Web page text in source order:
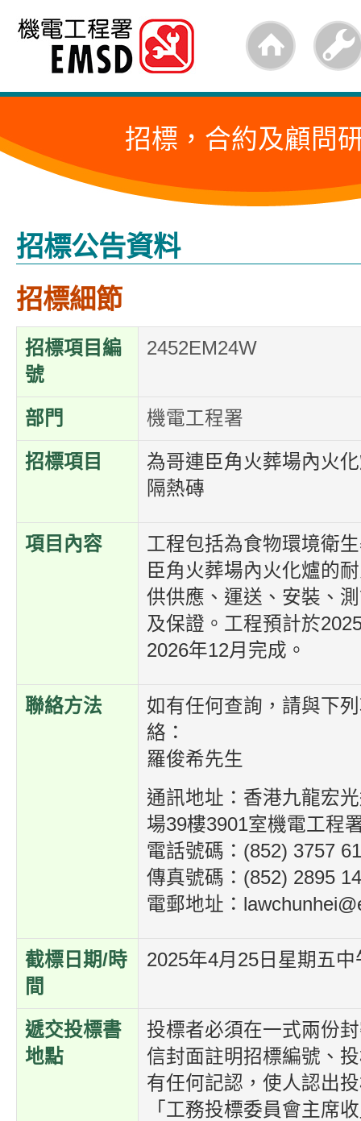
跳
內
的
始
招標，合約及顧問
招標公告資料
招標細節
招標項目編
號
2452EM24W
部門 機電工程署
招標項目
為哥連臣角火葬場內火
隔熱磚
項目內容
工程包括為食物環境衛
臣角火葬場內火化爐的
供供應、運送、安裝、
及保證。工程預計於
2026年12月完成。
聯絡方法
如有任何查詢，請與下
絡：
羅俊希先生
通訊地址：香港九龍宏
場39樓3901室機電工程
電話號碼：(852) 3757
傳真號碼：(852) 2895
電郵地址：
截標日期/時
間
2025年4月25日星期五
遞交投標書
地點
投標者必須在一式兩份
信封面註明招標編號、
有任何記認，使人認出
「工務投標委員會主席